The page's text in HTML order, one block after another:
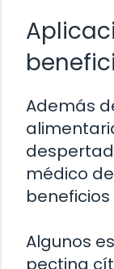
Además
médico
Algunos
pectina